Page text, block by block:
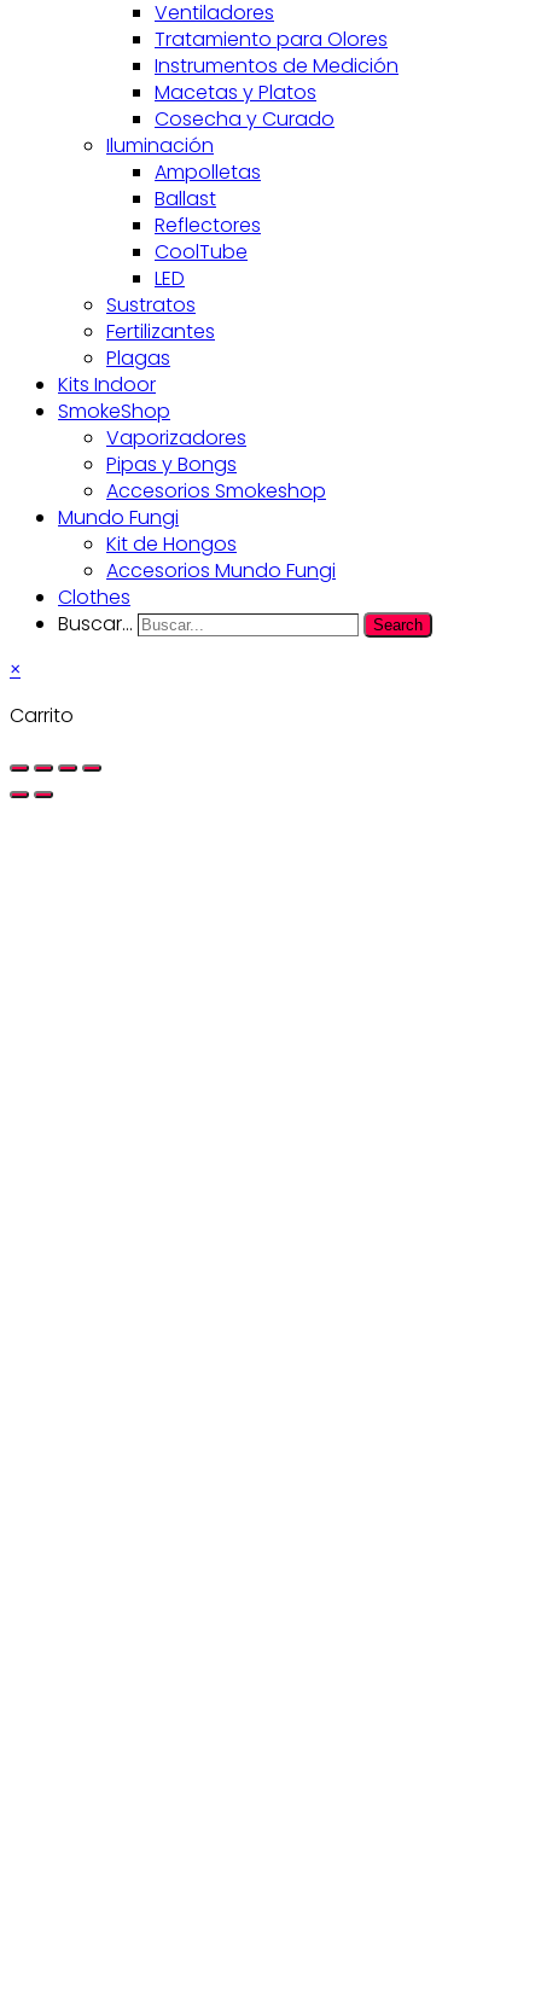
Ventiladores
Tratamiento para Olores
Instrumentos de Medición
Macetas y Platos
Cosecha y Curado
Iluminación
Ampolletas
Ballast
Reflectores
CoolTube
LED
Sustratos
Fertilizantes
Plagas
Kits Indoor
SmokeShop
Vaporizadores
Pipas y Bongs
Accesorios Smokeshop
Mundo Fungi
Kit de Hongos
Accesorios Mundo Fungi
Clothes
Buscar...
Search
×
Carrito